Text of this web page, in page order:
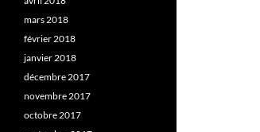
mars 2018
février 2018
janvier 2018
décembre 2017
novembre 2017
octobre 2017